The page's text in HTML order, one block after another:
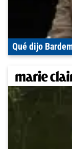
Qué dijo